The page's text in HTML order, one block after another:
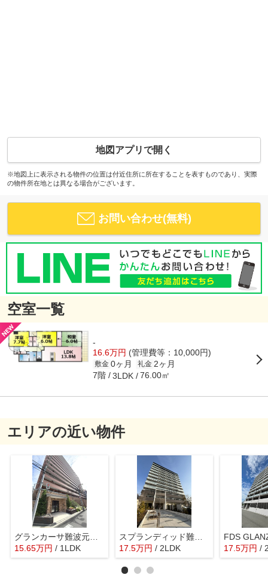
地図アプリで開く
※地図上に表示される物件の位置は付近住所に所在することを表すものであり、実際
の物件所在地とは異なる場合がございます。
お問い合わせ(無料)
空室一覧
-
16.6万円 (管理費等：10,000円)
敷金 0ヶ月 礼金 2ヶ月
7階 3LDK 76.00㎡
エリアの近い物件
グランカーサ難波元町 仲介手数料無料
15.65万円 / 1LDK
スプランディッド難波WESTⅢ 仲介手数料無料
17.5万円 / 2LDK 17.5万円 /